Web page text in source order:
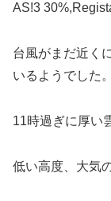
AS!3
台風がまだ近く
いるようでした。
11時過ぎに厚い
低い高度、大気